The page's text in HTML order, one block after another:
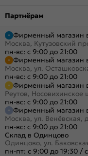
Партнёрам
Фирменный магазин
Москва, Кутузовский
пн-вс: с 9:00 до 21:00
Фирменный магазин
Москва, ул.
пн-вс: с 9:00 до 21:00
Фирменный магазин
Реутов, Носовихинское
пн-вс: с 9:00 до 21:00
Фирменный магазин
Москва, ул. Венёвская,
пн-вс: с 9:00 до 21:00
Склад в Одинцово
Одинцово, ул.
пн-пт: с 9:00 до 19:30 /